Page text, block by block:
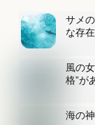
サメ
な存
風の
格”が
海の